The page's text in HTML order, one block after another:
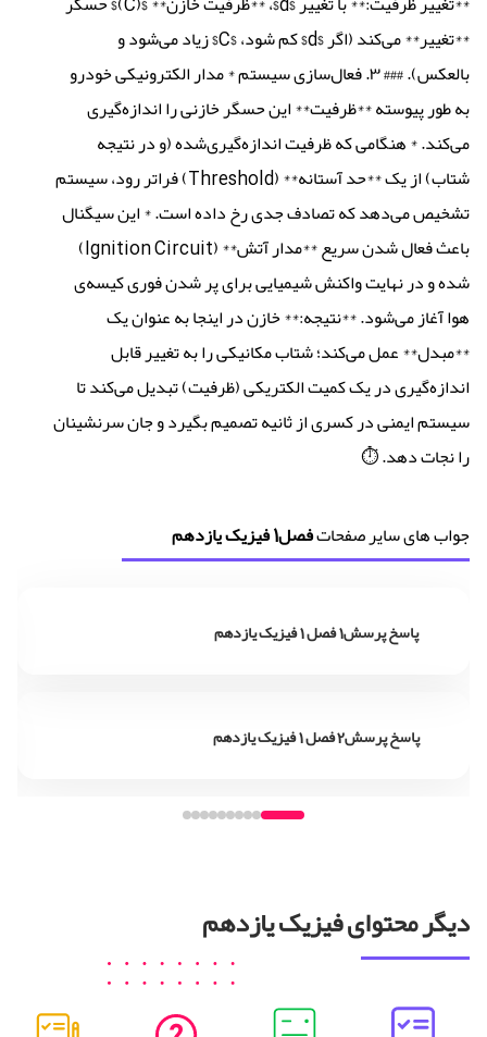
**تغییر** می‌کند (اگر $d$ کم شود، $C$ زیاد می‌شود و
بالعکس). ### ۳. فعال‌سازی سیستم * مدار الکترونیکی خودرو
به طور پیوسته **ظرفیت** این حسگر خازنی را اندازه‌گیری
می‌کند. * هنگامی که ظرفیت اندازه‌گیری‌شده (و در نتیجه
شتاب) از یک **حد آستانه** (Threshold) فراتر رود، سیستم
تشخیص می‌دهد که تصادف جدی رخ داده است. * این سیگنال
باعث فعال شدن سریع **مدار آتش** (Ignition Circuit)
شده و در نهایت واکنش شیمیایی برای پر شدن فوری کیسه‌ی
هوا آغاز می‌شود. **نتیجه:** خازن در اینجا به عنوان یک
**مبدل** عمل می‌کند؛ شتاب مکانیکی را به تغییر قابل
اندازه‌گیری در یک کمیت الکتریکی (ظرفیت) تبدیل می‌کند تا
سیستم ایمنی در کسری از ثانیه تصمیم بگیرد و جان سرنشینان
را نجات دهد. ⏱️
جواب های سایر صفحاتفصل1 فیزیک یازدهم
پاسخ پرسش1 فصل 1 فیزیک یازدهم
پاسخ پرسش2 فصل 1 فیزیک یازدهم
دیگر محتوای فیزیک یازدهم